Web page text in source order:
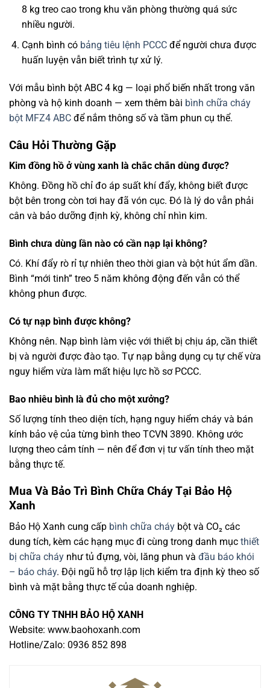
8 kg treo cao trong khu văn phòng thường quá sức
nhiều người.
Cạnh bình có bảng tiêu lệnh PCCCđể người chưa được
huấn luyện vẫn biết trình tự xử lý.
Với mẫu bình bột ABC 4 kg — loại phổ biến nhất trong văn
phòng và hộ kinh doanh — xem thêm bài bình chữa cháy
bột MFZ4 ABC để nắm thông số và tầm phun cụ thể.
Câu Hỏi Thường Gặp
Kim đồng hồ ở vùng xanh là chắc chắn dùng được?
Không. Đồng hồ chỉ đo áp suất khí đẩy, không biết được
bột bên trong còn tơi hay đã vón cục. Đó là lý do vẫn phải
cân và bảo dưỡng định kỳ, không chỉ nhìn kim.
Bình chưa dùng lần nào có cần nạp lại không?
Có. Khí đẩy rò rỉ tự nhiên theo thời gian và bột hút ẩm dần.
Bình “mới tinh” treo 5 năm không động đến vẫn có thể
không phun được.
Có tự nạp bình được không?
Không nên. Nạp bình làm việc với thiết bị chịu áp, cần thiết
bị và người được đào tạo. Tự nạp bằng dụng cụ tự chế vừa
nguy hiểm vừa làm mất hiệu lực hồ sơ PCCC.
Bao nhiêu bình là đủ cho một xưởng?
Số lượng tính theo diện tích, hạng nguy hiểm cháy và bán
kính bảo vệ của từng bình theo TCVN 3890. Không ước
lượng theo cảm tính — nên để đơn vị tư vấn tính theo mặt
bằng thực tế.
Mua Và Bảo Trì Bình Chữa Cháy Tại Bảo Hộ
Xanh
Bảo Hộ Xanh cung cấp bình chữa cháy bột và CO₂ các
dung tích, kèm các hạng mục đi cùng trong danh mục thiết
bị chữa cháy như tủ đựng, vòi, lăng phun và đầu báo khói
– báo cháy. Đội ngũ hỗ trợ lập lịch kiểm tra định kỳ theo số
bình và mặt bằng thực tế của doanh nghiệp.
CÔNG TY TNHH BẢO HỘ XANH
Website: www.baohoxanh.com
Hotline/Zalo: 0936 852 898